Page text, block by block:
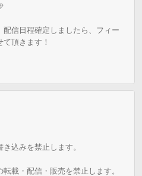
信日程確定しましたら、フィー
頂きます！
込みを禁止します。
載・配信・販売を禁止します。